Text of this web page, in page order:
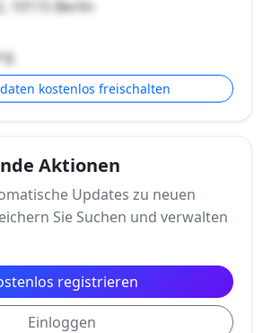
10115 Berlin
kostenlos freischalten
Aktionen
Updates zu neuen
Sie Suchen und verwalten
registrieren
Einloggen